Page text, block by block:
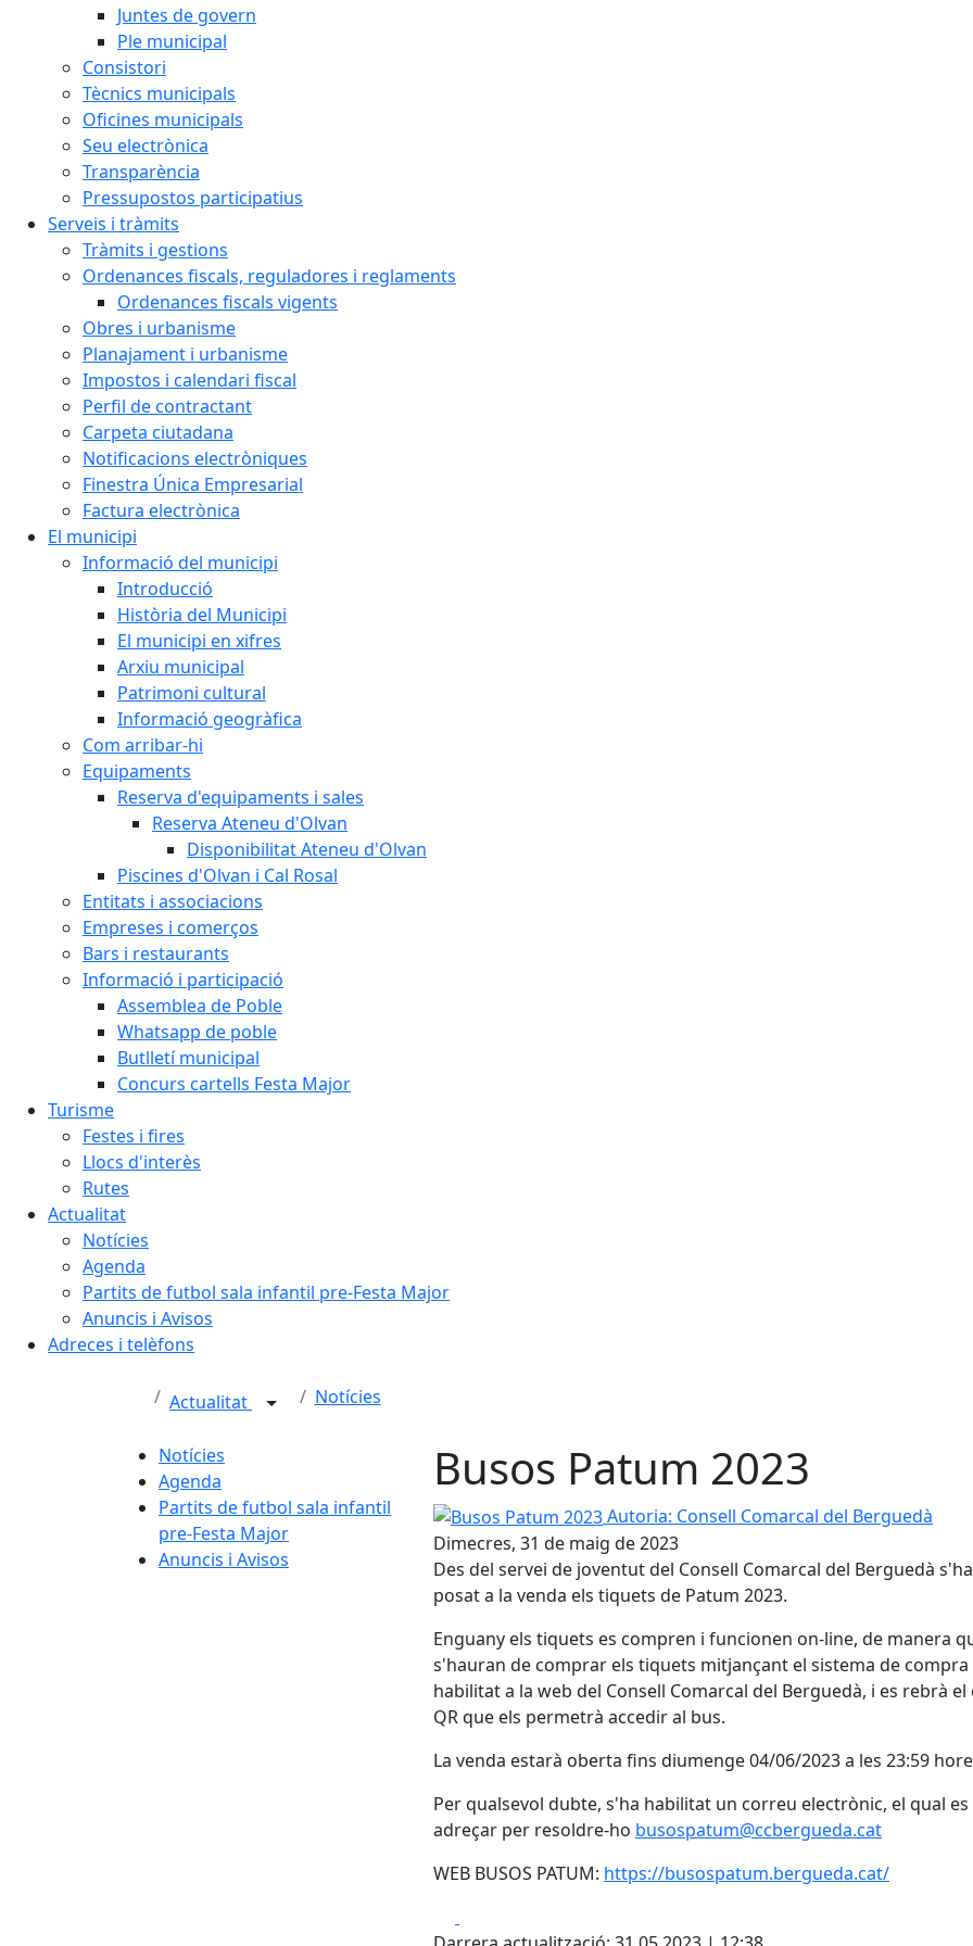
Juntes de govern
Ple municipal
Consistori
Tècnics municipals
Oficines municipals
Seu electrònica
Transparència
Pressupostos participatius
Serveis i tràmits
Tràmits i gestions
Ordenances fiscals, reguladores i reglaments
Ordenances fiscals vigents
Obres i urbanisme
Planajament i urbanisme
Impostos i calendari fiscal
Perfil de contractant
Carpeta ciutadana
Notificacions electròniques
Finestra Única Empresarial
Factura electrònica
El municipi
Informació del municipi
Introducció
Història del Municipi
El municipi en xifres
Arxiu municipal
Patrimoni cultural
Informació geogràfica
Com arribar-hi
Equipaments
Reserva d'equipaments i sales
Reserva Ateneu d'Olvan
Disponibilitat Ateneu d'Olvan
Piscines d'Olvan i Cal Rosal
Entitats i associacions
Empreses i comerços
Bars i restaurants
Informació i participació
Assemblea de Poble
Whatsapp de poble
Butlletí municipal
Concurs cartells Festa Major
Turisme
Festes i fires
Llocs d'interès
Rutes
Actualitat
Notícies
Agenda
Partits de futbol sala infantil pre-Festa Major
Anuncis i Avisos
Adreces i telèfons
Actualitat Notícies
Notícies
Agenda
Partits de futbol sala infantil
pre-Festa Major
Anuncis i Avisos
Busos Patum 2023
Busos Patum 2023
Autoria: Consell Comarcal del Berguedà
Dimecres, 31 de maig de 2023
Des del servei de joventut del Consell Comarcal del Berguedà
posat a la venda els tiquets de Patum 2023.
Enguany els tiquets es compren i funcionen on-line, de manera
s'hauran de comprar els tiquets mitjançant el sistema de compra
habilitat a la web del Consell Comarcal del Berguedà, i es rebrà el
QR que els permetrà accedir al bus.
La venda estarà oberta fins diumenge 04/06/2023 a les 23:59
Per qualsevol dubte, s'ha habilitat un correu electrònic, el qual
adreçar per resoldre-ho busospatum@ccbergueda.cat
WEB BUSOS PATUM: https://busospatum.bergueda.cat/